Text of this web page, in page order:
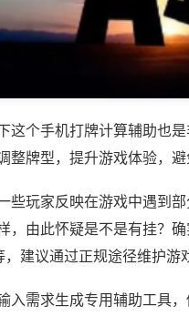
这个手机打牌计算辅助也
整牌型，提升游戏体验，避
些玩家反映在游戏中遇到
，由此怀疑是不是有挂？
建议通过正规途径维护游
入需求生成专用辅助工具